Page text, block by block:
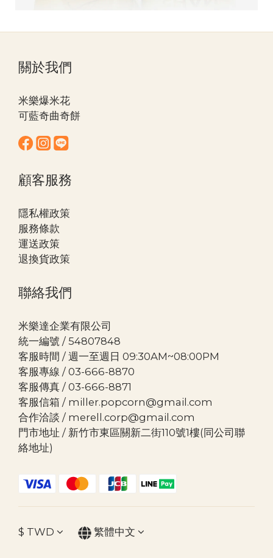
關於我們
米樂爆米花
可藍奇曲奇餅
顧客服務
隱私權政策
服務條款
運送政策
退換貨政策
聯絡我們
米樂達企業有限公司
統一編號 / 54807848
客服時間 / 週一至週日 09:30AM~08:00PM
客服專線 / 03-666-8870
客服傳真 / 03-666-8871
客服信箱 / miller.popcorn@gmail.com
合作洽談 / merell.corp@gmail.com
門市地址 / 新竹市東區關新二街110號1樓(同公司聯
絡地址)
$ TWD 繁體中文